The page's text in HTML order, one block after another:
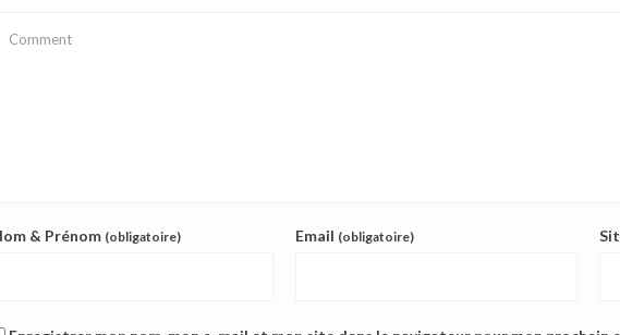
& Prénom (obligatoire) Email (obligatoire)